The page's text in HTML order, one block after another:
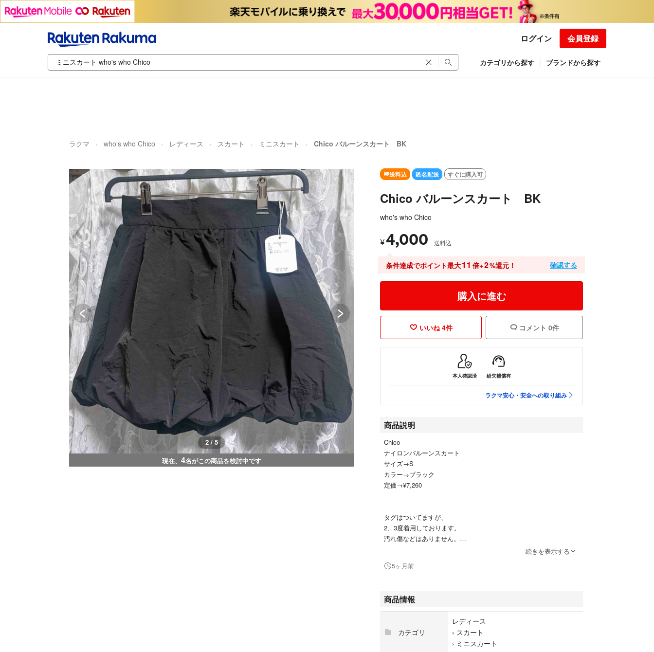
ログイン 会員登録
カテゴリから探す ブランドから探す
ラクマ who's who Chico レディース スカート ミニスカート Chico バルーンスカート BK
3 / 5
現在、 4名がこの商品を検討中です
送料込 匿名配送 すぐに購入可
Chico バルーンスカート BK
who's who Chico
¥4,000 送料込
条件達成でポイント最大11 倍+2%還元！ 確認する
購入に進む
いいね 4件 コメント 0件
本人確認済 紛失補償有
ラクマ安心・安全への取り組み
商品説明
Chico
ナイロンバルーンスカート
サイズ→S
カラー→ブラック
定価→¥7,260
タグはついてますが、
2、3度着用しております。
汚れ傷などはありません。
夏以外の季節なら着用できると思います。
▶洗濯表示
洗濯:手洗い可
アイロン:110℃まで
クリーニング:ドライ、ウェットクリーニング可
続きを表示する
5ヶ月前
商品情報
カテゴリ
レディース
› スカート
› ミニスカート